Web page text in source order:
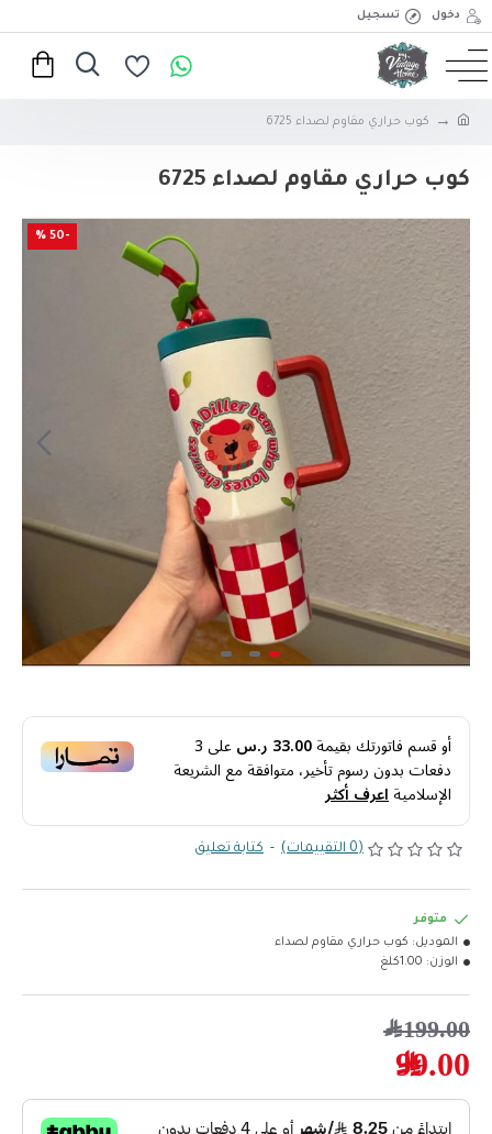
دخول تسجيل
كوب حراري مقاوم لصداء 6725
كوب حراري مقاوم لصداء 6725
-50 %
أو قسم فاتورتك بقيمة33.00 ر.س على3
دفعات بدون رسوم تأخير، متوافقة مع الشريعة
الإسلاميةاعرف أكثر
(0 التقييمات) - كتابة تعليق
99.00﷼
199.00﷼
متوفر
الموديل: كوب حراري مقاوم لصداء
الوزن: 1.00كلغ